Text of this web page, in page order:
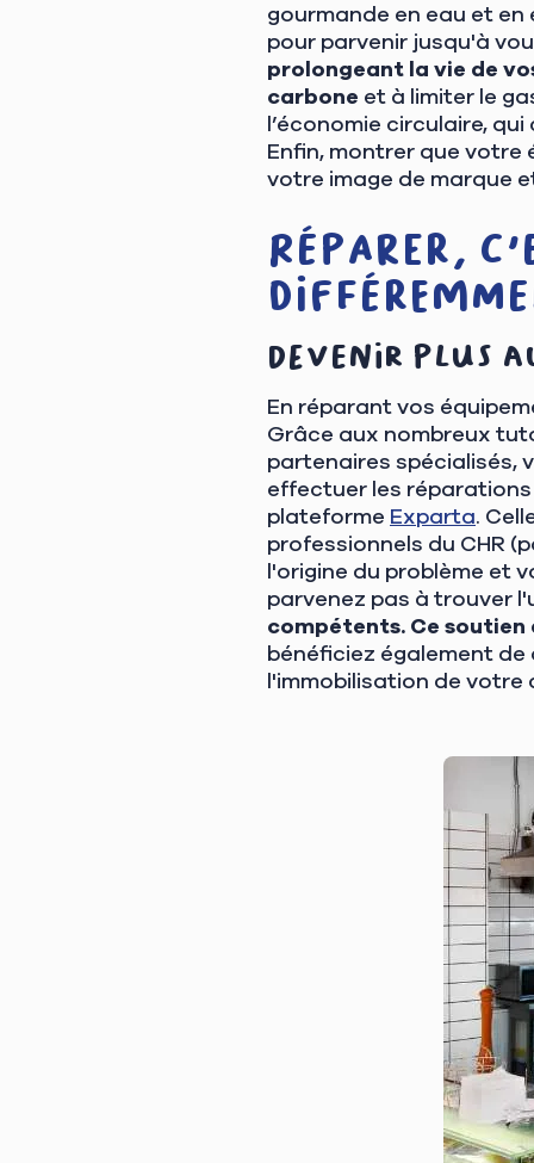
gourmande en eau et en
pour parvenir jusqu'à
prolongeant la vie de
carbone et à limiter le
l’économie circulaire,
Enfin, montrer que votre
votre image de marque
Réparer,
Devenir plus
En réparant vos
Grâce aux nombreux
partenaires spécialisés,
effectuer les réparations
plateforme Exparta.
professionnels du CHR
l'origine du problème et
parvenez pas à trouver
compétents. Ce
bénéficiez également
l'immobilisation de votre